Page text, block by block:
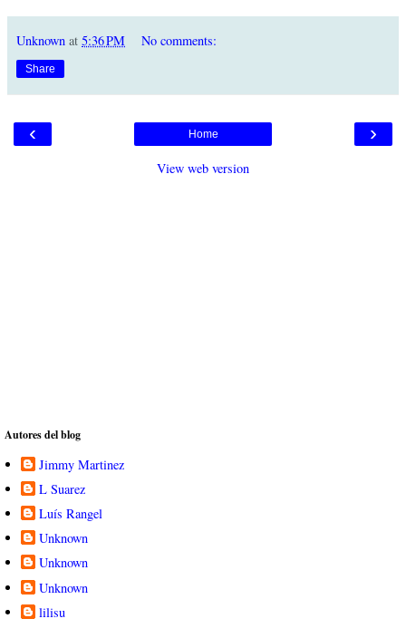
Unknown at 5:36 PM No comments:
Share
‹ ›
Home
View web version
Autores del blog
Jimmy Martinez
L Suarez
Luís Rangel
Unknown
Unknown
Unknown
lilisu